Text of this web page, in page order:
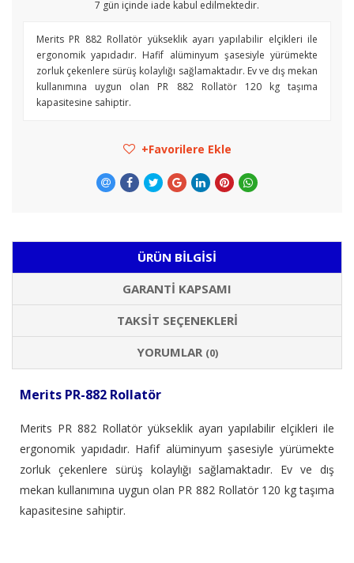
7 gün içinde iade kabul edilmektedir.
Merits PR 882 Rollatör yükseklik ayarı yapılabilir elçikleri ile
ergonomik yapıdadır. Hafif alüminyum şasesiyle yürümekte
zorluk çekenlere sürüş kolaylığı sağlamaktadır. Ev ve dış mekan
kullanımına uygun olan PR 882 Rollatör 120 kg taşıma
kapasitesine sahiptir.
Favorilere Ekle
ÜRÜN BILGISI
GARANTI KAPSAMI
TAKSIT SEÇENEKLERI
YORUMLAR (0)
Merits PR-882 Rollatör
Merits PR 882 Rollatör yükseklik ayarı yapılabilir elçikleri ile
ergonomik yapıdadır. Hafif alüminyum şasesiyle yürümekte
zorluk çekenlere sürüş kolaylığı sağlamaktadır. Ev ve dış
mekan kullanımına uygun olan PR 882 Rollatör 120 kg taşıma
kapasitesine sahiptir.